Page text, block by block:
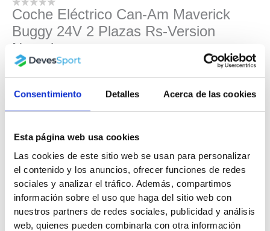
Consentimiento Detalles Acerca de las cookies
Esta página web usa cookies
Las cookies de este sitio web se usan para personalizar
el contenido y los anuncios, ofrecer funciones de redes
sociales y analizar el tráfico. Además, compartimos
información sobre el uso que haga del sitio web con
nuestros partners de redes sociales, publicidad y análisis
web, quienes pueden combinarla con otra información
Coche Eléctrico Can-Am Maverick
Buggy 24V 2 Plazas Rs-Version
Naranja
la reconocida marca canadiense Can-Am, está diseñado para
ofrecer una experiencia de conducción única a niños de entre
1 y 7 años.
Sin existencias